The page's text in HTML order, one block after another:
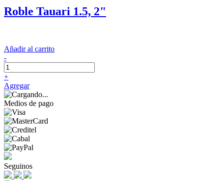
Roble Tauari 1.5, 2"
Añadir al carrito
-
+
Agregar
Medios de pago
Seguinos